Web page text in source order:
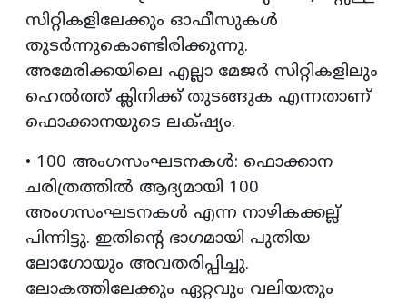
സിറ്റികളിലേക്കും ഓഫീസുകൾ
തുടർന്നുകൊണ്ടിരിക്കുന്നു.
അമേരിക്കയിലെ എല്ലാ മേജർ സിറ്റികളിലും
ഹെൽത്ത് ക്ലിനിക്ക് തുടങ്ങുക എന്നതാണ്
ഫൊക്കാനയുടെ ലക്‌ഷ്യം.
• 100 അംഗസംഘടനകൾ: ഫൊക്കാന
ചരിത്രത്തിൽ ആദ്യമായി 100
അംഗസംഘടനകൾ എന്ന നാഴികക്കല്ല്
പിന്നിട്ടു. ഇതിന്റെ ഭാഗമായി പുതിയ
ലോഗോയും അവതരിപ്പിച്ചു.
ലോകത്തിലേക്കും ഏറ്റവും വലിയതും